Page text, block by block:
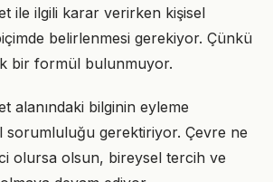
ile ilgili karar verirken kişisel
belirlenmesi gerekiyor. Çünkü
bir formül bulunmuyor.
alanındaki bilginin eyleme
sorumluluğu gerektiriyor. Çevre ne
olursa olsun, bireysel tercih ve